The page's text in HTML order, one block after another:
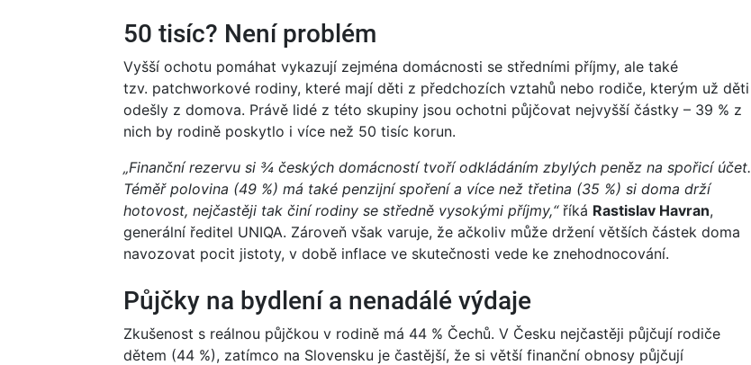
50 tisíc? Není problém
Vyšší ochotu pomáhat vykazují zejména domácnosti se středními příjmy, ale také
tzv. patchworkové rodiny, které mají děti z předchozích vztahů nebo rodiče, kterým už děti
odešly z domova. Právě lidé z této skupiny jsou ochotni půjčovat nejvyšší částky – 39 % z
nich by rodině poskytlo i více než 50 tisíc korun.
„Finanční rezervu si ¾ českých domácností tvoří odkládáním zbylých peněz na spořicí účet.
Téměř polovina (49 %) má také penzijní spoření a více než třetina (35 %) si doma drží
hotovost, nejčastěji tak činí rodiny se středně vysokými příjmy,“ říká Rastislav Havran,
generální ředitel UNIQA. Zároveň však varuje, že ačkoliv může držení větších částek doma
navozovat pocit jistoty, v době inflace ve skutečnosti vede ke znehodnocování.
Půjčky na bydlení a nenadálé výdaje
Zkušenost s reálnou půjčkou v rodině má 44 % Čechů. V Česku nejčastěji půjčují rodiče
dětem (44 %), zatímco na Slovensku je častější, že si větší finanční obnosy půjčují